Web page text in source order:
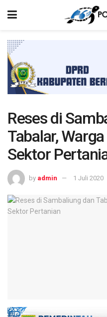
Reses di
Tabalar,
Sektor
by admin 1 Juli 2020